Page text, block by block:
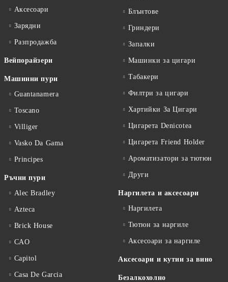
Аксесоари
Зарядни
Разпродажба
Вейпорайзери
Машинни пури
Guantanamera
Toscano
Villiger
Vasko Da Gama
Principes
Ръчни пури
Alec Bradley
Azteca
Brick House
CAO
Capitol
Casa De Garcia
Блънтове
Гриндери
Запалки
Машинки за цигари
Табакери
Филтри за цигари
Хартийки За Цигари
Цигарета Denicotea
Цигарета Friend Holder
Ароматизатори за тютюн
Други
Наргилета и аксесоари
Наргилета
Тютюн за наргиле
Аксесоари за наргиле
Аксесоари и кутии за вино
Безалкохолно